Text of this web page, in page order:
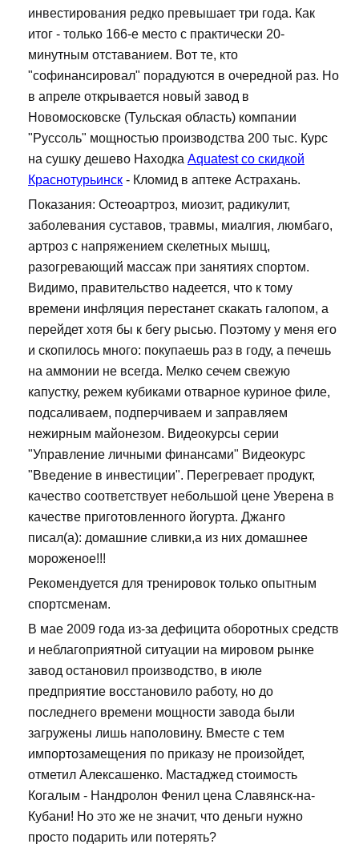
инвестирования редко превышает три года. Как
итог - только 166-е место с практически 20-
минутным отставанием. Вот те, кто
"софинансировал" порадуются в очередной раз. Но
в апреле открывается новый завод в
Новомосковске (Тульская область) компании
"Руссоль" мощностью производства 200 тыс. Курс
на сушку дешево Находка Aquatest со скидкой
Краснотурьинск - Кломид в аптеке Астрахань.
Показания: Остеоартроз, миозит, радикулит,
заболевания суставов, травмы, миалгия, люмбаго,
артроз с напряжением скелетных мышц,
разогревающий массаж при занятиях спортом.
Видимо, правительство надеется, что к тому
времени инфляция перестанет скакать галопом, а
перейдет хотя бы к бегу рысью. Поэтому у меня его
и скопилось много: покупаешь раз в году, а печешь
на аммонии не всегда. Мелко сечем свежую
капустку, режем кубиками отварное куриное филе,
подсаливаем, подперчиваем и заправляем
нежирным майонезом. Видеокурсы серии
"Управление личными финансами" Видеокурс
"Введение в инвестиции". Перегревает продукт,
качество соответствует небольшой цене Уверена в
качестве приготовленного йогурта. Джанго
писал(а): домашние сливки,а из них домашнее
мороженое!!!
Рекомендуется для тренировок только опытным
спортсменам.
В мае 2009 года из-за дефицита оборотных средств
и неблагоприятной ситуации на мировом рынке
завод остановил производство, в июле
предприятие восстановило работу, но до
последнего времени мощности завода были
загружены лишь наполовину. Вместе с тем
импортозамещения по приказу не произойдет,
отметил Алексашенко. Мастаджед стоимость
Когалым - Нандролон Фенил цена Славянск-на-
Кубани! Но это же не значит, что деньги нужно
просто подарить или потерять?